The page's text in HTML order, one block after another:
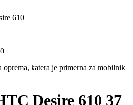
610
oprema, katera je primerna za mobilnik
Desire 610 37